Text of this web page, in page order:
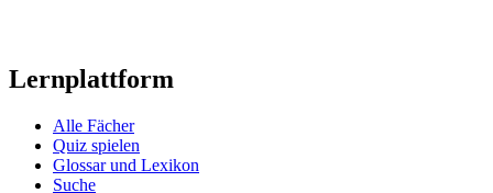
Lernplattform
Alle Fächer
Quiz spielen
Glossar und Lexikon
Suche